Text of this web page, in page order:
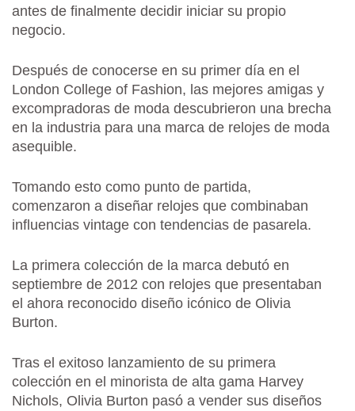
antes de finalmente decidir iniciar su propio
negocio.
Después de conocerse en su primer día en el
London College of Fashion, las mejores amigas y
excompradoras de moda descubrieron una brecha
en la industria para una marca de relojes de moda
asequible.
Tomando esto como punto de partida,
comenzaron a diseñar relojes que combinaban
influencias vintage con tendencias de pasarela.
La primera colección de la marca debutó en
septiembre de 2012 con relojes que presentaban
el ahora reconocido diseño icónico de Olivia
Burton.
Tras el exitoso lanzamiento de su primera
colección en el minorista de alta gama Harvey
Nichols, Olivia Burton pasó a vender sus diseños